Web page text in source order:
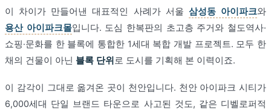
이 차이가 만들어낸 대표적인 사례가 서울 삼성동 아이파크와
용산 아이파크몰입니다. 도심 한복판의 초고층 주거와 철도역사·
쇼핑·문화를 한 블록에 통합한 1세대 복합 개발 프로젝트. 모두 한
채의 건물이 아닌 블록 단위로 도시를 기획해 본 이력이죠.
이 감각이 그대로 옮겨온 곳이 천안입니다. 천안 아이파크 시티가
6,000세대 단일 브랜드 타운으로 사고된 것도, 같은 디벨로퍼적